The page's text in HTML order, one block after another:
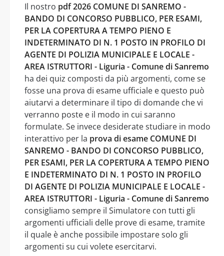
Il nostro pdf 2026 COMUNE DI SANREMO -
BANDO DI CONCORSO PUBBLICO, PER ESAMI,
PER LA COPERTURA A TEMPO PIENO E
INDETERMINATO DI N. 1 POSTO IN PROFILO DI
AGENTE DI POLIZIA MUNICIPALE E LOCALE -
AREA ISTRUTTORI - Liguria - Comune di Sanremo
ha dei quiz composti da più argomenti, come se
fosse una prova di esame ufficiale e questo può
aiutarvi a determinare il tipo di domande che vi
verranno poste e il modo in cui saranno
formulate. Se invece desiderate studiare in modo
interattivo per la prova di esame COMUNE DI
SANREMO - BANDO DI CONCORSO PUBBLICO,
PER ESAMI, PER LA COPERTURA A TEMPO PIENO
E INDETERMINATO DI N. 1 POSTO IN PROFILO
DI AGENTE DI POLIZIA MUNICIPALE E LOCALE -
AREA ISTRUTTORI - Liguria - Comune di Sanremo
consigliamo sempre il Simulatore con tutti gli
argomenti ufficiali delle prove di esame, tramite
il quale è anche possibile impostare solo gli
argomenti su cui volete esercitarvi.